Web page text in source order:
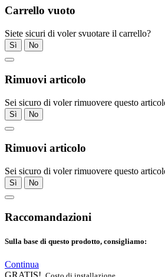
Carrello vuoto
Siete sicuri di voler svuotare il carrello?
Sì No
Rimuovi articolo
Sei sicuro di voler rimuovere questo
Sì No
Rimuovi articolo
Sei sicuro di voler rimuovere questo
Sì No
Raccomandazioni
Sulla base di questo prodotto, consigliamo:
Continua
GRATIS!